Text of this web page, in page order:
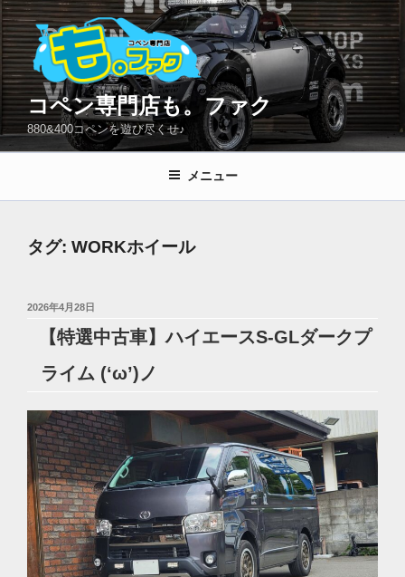
コ
ン
テ
ン
ツ
へ
ス
プ
コペン専門店も。ファク
880&400コペンを遊び尽くせ♪
メニュー
タグ: WORKホイール
投
2026年4月28日
【特選中古車】ハイエースS-GLダークプ
ライム (‘ω’)ノ